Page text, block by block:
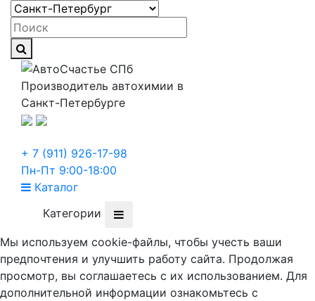
Производитель автохимии в
Санкт-Петербурге
+ 7 (911) 926-17-98
Пн-Пт 9:00-18:00
Каталог
Категории
Мы используем cookie-файлы, чтобы учесть ваши
предпочтения и улучшить работу сайта. Продолжая
просмотр, вы соглашаетесь с их использованием. Для
дополнительной информации ознакомьтесь с